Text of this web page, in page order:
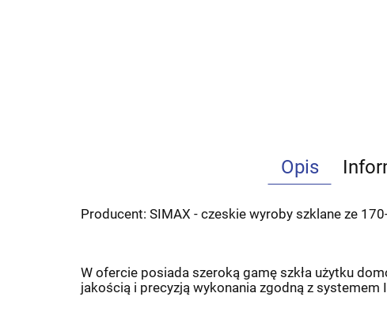
Opis
Producent: SIMAX - czeskie wyroby szklane ze
W ofercie posiada szeroką gamę szkła użytku
jakością i precyzją wykonania zgodną z systemem